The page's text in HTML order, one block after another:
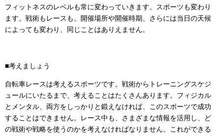
フィットネスのレベルも常に変わっていきます。スポーツも変わり
ます。戦術もレースも、開催場所や開催時期、さらには当日の天候
によっても変わり、同じことはありえません。
■考えましょう
自転車レースは考えるスポーツです。戦術からトレーニングスケジ
ュールにいたるまで、考えることはたくさんあります。フィジカル
とメンタル、両方をしっかりと鍛えなければ、このスポーツで成功
することはできません。レース中も、さまざまな情報を活用し、ど
の戦術や戦略を使うのかを考えなければなりません。これができる